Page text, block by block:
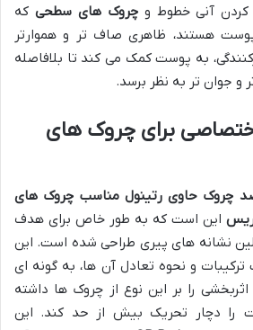
کردن آنی خطوط وچروک های سطحی که
هستند، ظاهری صاف تر و هموارتر
به پوست کمک می کند تا بلافاصله
و جوان تر به نظر برسد.
برای چروک های
چروک حاوی رتینول مناسب چروک های
این است که به طور خاص برای هدف
نشانه های پیری طراحی شده است. این
و نحوه تعادل آن ها، به گونه ای
را بر این نوع از چروک ها داشته
را دچار تحریک بیش از حد کند. این